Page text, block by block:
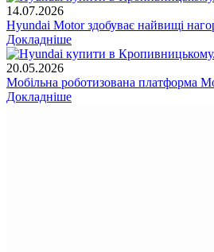
14.07.2026
Hyundai Motor здобуває найвищі
Докладніше
20.05.2026
Мобільна роботизована платформа
Докладніше